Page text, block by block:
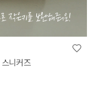
니커즈